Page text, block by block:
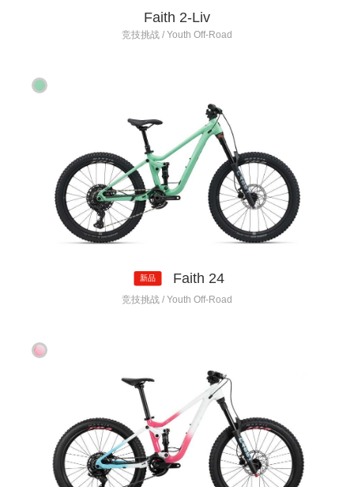
Faith 2-Liv
竞技挑战 / Youth Off-Road
新品 Faith 24
竞技挑战 / Youth Off-Road